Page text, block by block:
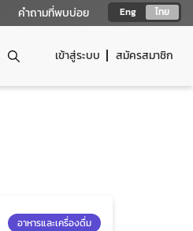
Eng ไทย
คำถามที่พบบ่อย
เข้าสู่ระบบ สมัครสมาชิก
อาหารและเครื่องดื่ม